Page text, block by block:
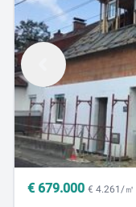
€ 679.000 € 4.261/㎡